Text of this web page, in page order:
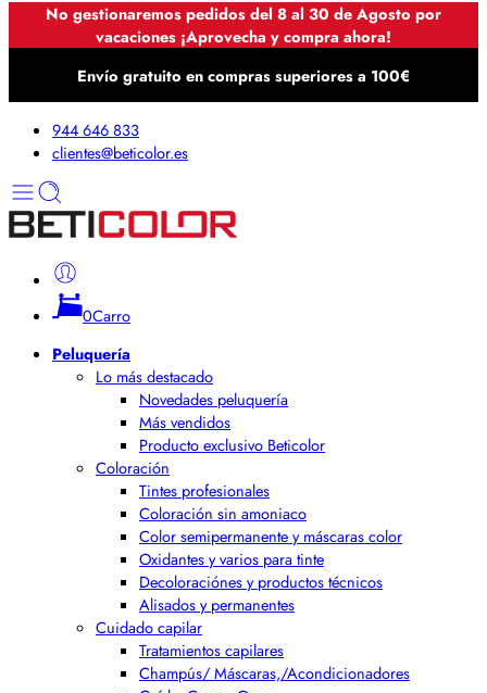
No gestionaremos pedidos del 8 al 30 de Agosto por
vacaciones ¡Aprovecha y compra ahora!
Envío gratuito en compras superiores a 100€
944 646 833
clientes@beticolor.es
0Carro
Peluquería
Lo más destacado
Novedades peluquería
Más vendidos
Producto exclusivo Beticolor
Coloración
Tintes profesionales
Coloración sin amoniaco
Color semipermanente y máscaras color
Oxidantes y varios para tinte
Decoloraciónes y productos técnicos
Alisados y permanentes
Cuidado capilar
Tratamientos capilares
Champús/ Máscaras,/Acondicionadores